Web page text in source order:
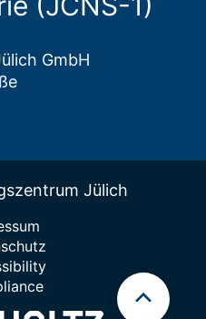
GmbH
Jülich